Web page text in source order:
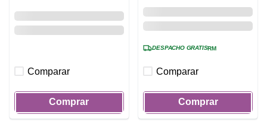
Comparar
Comprar
DESPACHO GRATISRM
Comparar
Comprar